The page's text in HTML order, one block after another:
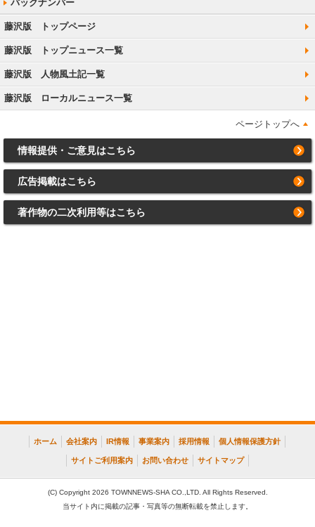
藤沢版 トップページ
藤沢版 トップニュース一覧
藤沢版 人物風土記一覧
藤沢版 ローカルニュース一覧
ページトップへ
情報提供・ご意見はこちら
広告掲載はこちら
著作物の二次利用等はこちら
ホーム 会社案内 IR情報 事業案内 採用情報 個人情報保護方針
サイトご利用案内 お問い合わせ サイトマップ
(C) Copyright 2026 TOWNNEWS-SHA CO.,LTD. All Rights Reserved.
当サイト内に掲載の記事・写真等の無断転載を禁止します。